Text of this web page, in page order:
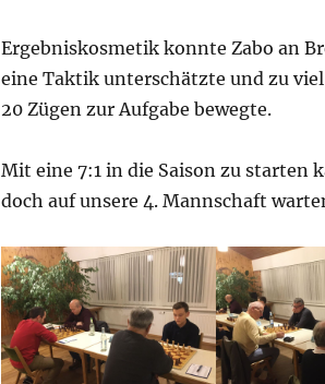
Ergebniskosmetik konnte Zabo an
eine Taktik unterschätzte und zu
20 Zügen zur Aufgabe bewegte.
Mit eine 7:1 in die Saison zu starten
doch auf unsere 4. Mannschaft